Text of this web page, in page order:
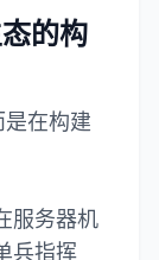
的构
在构建
服务器机
兵指挥